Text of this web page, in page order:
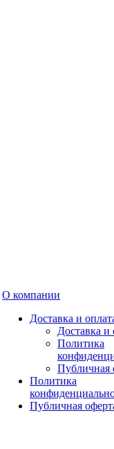
О компании
Доставка и
Доставка и
Политика
Публичная
Политика
Публичная